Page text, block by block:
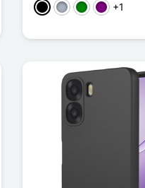
Schwarz
GrauGrünViolett
+1